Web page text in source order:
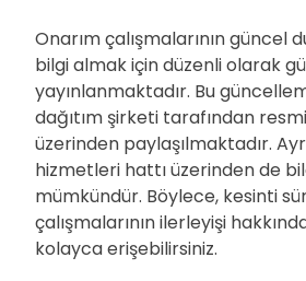
Onarım çalışmalarının güncel
bilgi almak için düzenli olarak
yayınlanmaktadır. Bu
dağıtım şirketi tarafından
üzerinden paylaşılmaktadır.
hizmetleri hattı üzerinden de
mümkündür. Böylece, kesinti
çalışmalarının ilerleyişi
kolayca erişebilirsiniz.